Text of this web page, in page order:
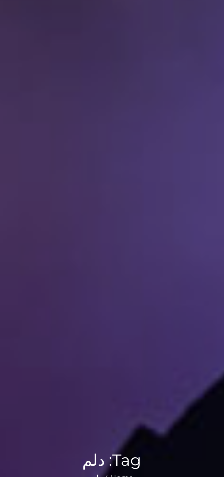
Tag: دلم